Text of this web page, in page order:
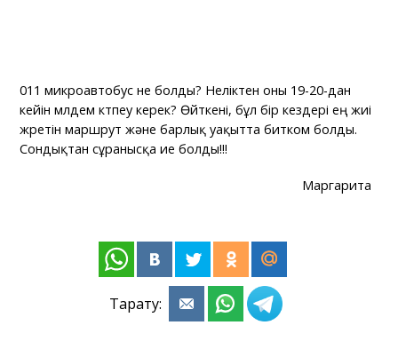
011 микроавтобус не болды? Неліктен оны 19-20-дан
кейін мүлдем күтпеу керек? Өйткені, бұл бір кездері ең жиі
жүретін маршрут және барлық уақытта битком болды.
Сондықтан сұранысқа ие болды!!!
Маргарита
Тарату: